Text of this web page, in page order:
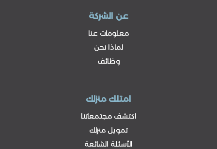
عن الشركة
معلومات عنا
لماذا نحن
وظائف
امتلك منزلك
اكتشف مجتمعاتنا
تمويل منزلك
الأسئلة الشائعة